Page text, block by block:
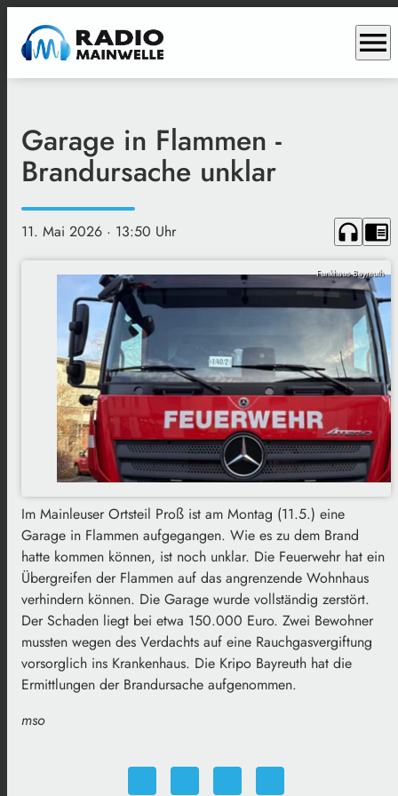
menu
Garage in Flammen -
Brandursache unklar
11. Mai 2026 · 13:50 Uhr headphones chrome_reader_mode
Funkhaus Bayreuth
Im Mainleuser Ortsteil Proß ist am Montag (11.5.) eine
Garage in Flammen aufgegangen. Wie es zu dem Brand
hatte kommen können, ist noch unklar. Die Feuerwehr hat ein
Übergreifen der Flammen auf das angrenzende Wohnhaus
verhindern können. Die Garage wurde vollständig zerstört.
Der Schaden liegt bei etwa 150.000 Euro. Zwei Bewohner
mussten wegen des Verdachts auf eine Rauchgasvergiftung
vorsorglich ins Krankenhaus. Die Kripo Bayreuth hat die
Ermittlungen der Brandursache aufgenommen.
mso